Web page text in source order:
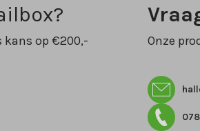
op €200,-
Onze